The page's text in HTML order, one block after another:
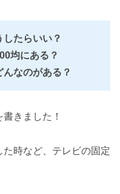
したらいい？
均にある？
んなのがある？
きました！
時など、テレビの固定